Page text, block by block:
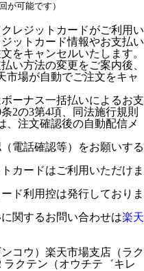
が可能です）
レジットカードがご利用い
ットカード情報やお支払い
をキャンセルいたします。
い方法の変更をご案内後、
市場が自動でご注文をキャ
ーナス一括払いによるお支
2の3第4項、同法施行規則
、注文確認後の自動配信メ
電話確認等）をお願いする
カードはご利用いただけま
ド利用控は発行しておりま
関するお問い合わせは楽天
コウ）楽天市場支店（ラク
ラクテン（オウチテ゛キレ